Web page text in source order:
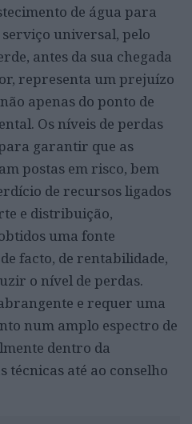
de água para
universal, pelo
antes da sua chegada
representa um prejuízo
apenas do ponto de
Os níveis de perdas
garantir que as
postas em risco, bem
de recursos ligados
e distribuição,
uma fonte
facto, de rentabilidade,
o nível de perdas.
e requer uma
num amplo espectro de
dentro da
técnicas até ao conselho